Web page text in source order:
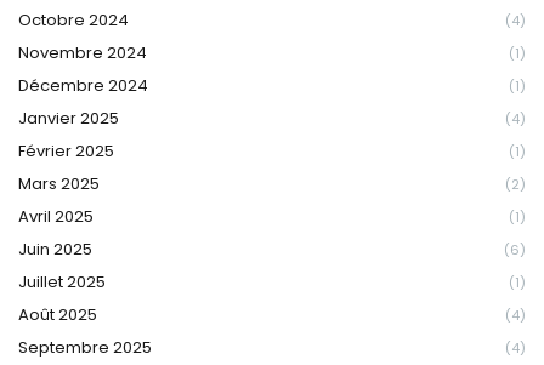
Octobre 2024 (4)
Novembre 2024 (1)
Décembre 2024 (1)
Janvier 2025 (4)
Février 2025 (1)
Mars 2025 (2)
Avril 2025 (1)
Juin 2025 (6)
Juillet 2025 (1)
Août 2025 (4)
Septembre 2025 (4)